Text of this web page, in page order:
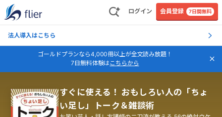
ログイン 会員登録 7日間無料
法人導入はこちら
ゴールドプランなら4,000冊以上が全文読み放題！
7日無料体験はこちらから
すぐに使える！ おもしろい人の「ちょ
い足し」トーク＆雑談術